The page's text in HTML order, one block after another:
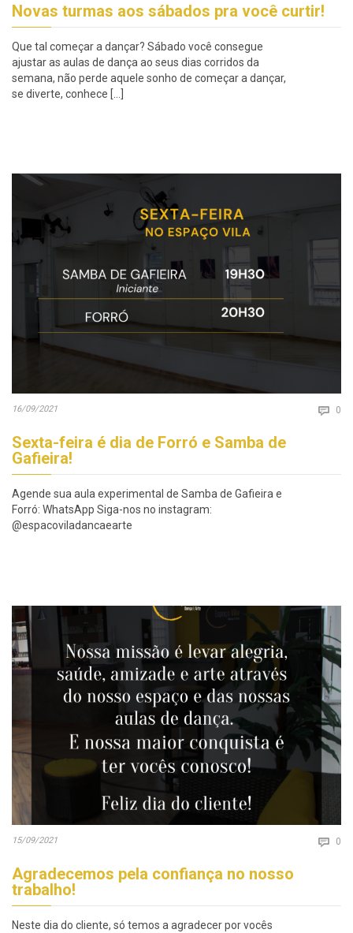
Novas turmas aos sábados pra você curtir!
Que tal começar a dançar? Sábado você consegue
ajustar as aulas de dança ao seus dias corridos da
semana, não perde aquele sonho de começar a dançar,
se diverte, conhece […]
16/09/2021  0
Sexta-feira é dia de Forró e Samba de
Gafieira!
Agende sua aula experimental de Samba de Gafieira e
Forró: WhatsApp Siga-nos no instagram:
@espacoviladancaearte
15/09/2021  0
Agradecemos pela confiança no nosso
trabalho!
Neste dia do cliente, só temos a agradecer por vocês